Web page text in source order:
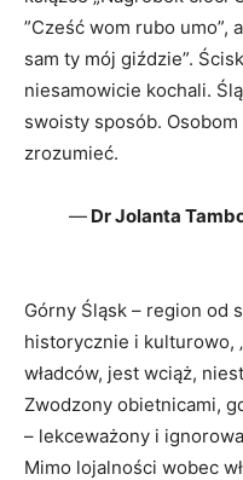
”Cześć wom rubo umo”,
sam ty mój giździe”.
niesamowicie kochali.
swoisty sposób.
zrozumieć.
— Dr Jolanta
Górny Śląsk – region od
historycznie i kulturowo,
władców, jest wciąż,
Zwodzony obietnicami,
– lekceważony i
Mimo lojalności wobec